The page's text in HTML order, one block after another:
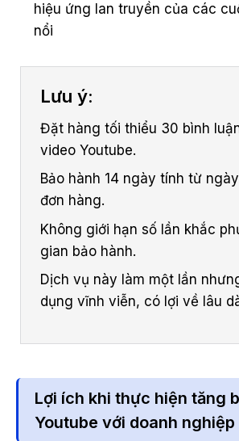
hiệu ứng lan truyền của các
nổi
Lưu ý:
Đặt hàng tối thiểu 30 bình
video Youtube.
Bảo hành 14 ngày tính từ
đơn hàng.
Không giới hạn số lần khắc
gian bảo hành.
Dịch vụ này làm một lần
dụng vĩnh viễn, có lợi về lâu
Lợi ích khi thực hiện tăng
Youtube với doanh nghiệp